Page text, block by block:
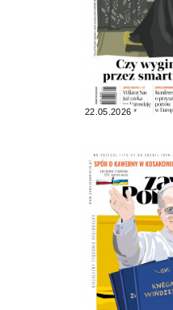
22.05.2026